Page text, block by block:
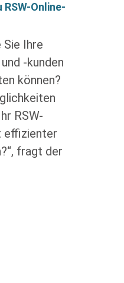
Online-
Sie Ihre
-kunden
können?
RSW-
effizienter
fragt der